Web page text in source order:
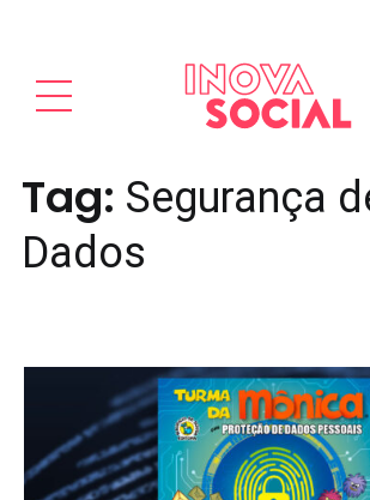
Tag: Segurança
Dados